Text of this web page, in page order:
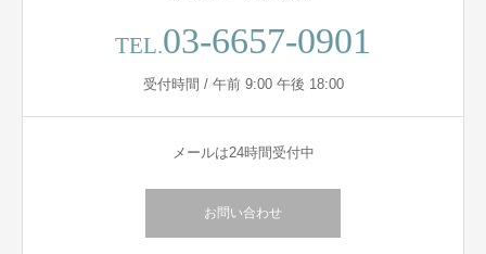
TEL.03-6657-0901
受付時間 / 午前 9:00 午後 18:00
メールは24時間受付中
お問い合わせ